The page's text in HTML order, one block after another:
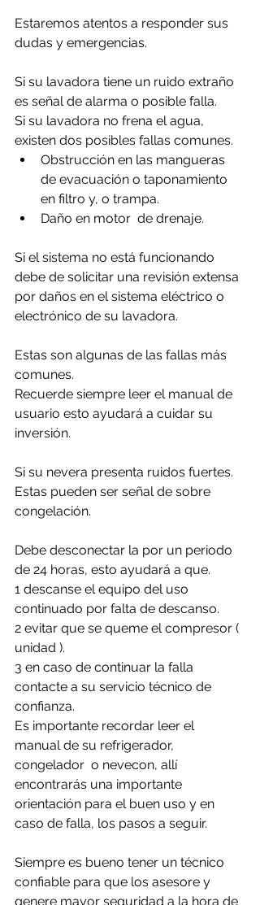
Estaremos atentos a responder sus
dudas y emergencias.
Si su lavadora tiene un ruido extraño
es señal de alarma o posible falla.
Si su lavadora no frena el agua,
existen dos posibles fallas comunes.
Obstrucción en las mangueras
de evacuación o taponamiento
en filtro y, o trampa.
Daño en motor  de drenaje.
Si el sistema no está funcionando
debe de solicitar una revisión extensa
por daños en el sistema eléctrico o
electrónico de su lavadora.
Estas son algunas de las fallas más
comunes.
Recuerde siempre leer el manual de
usuario esto ayudará a cuidar su
inversión.
Si su nevera presenta ruidos fuertes.
Estas pueden ser señal de sobre
congelación.
Debe desconectar la por un periodo
de 24 horas, esto ayudará a que.
1 descanse el equipo del uso
continuado por falta de descanso.
2 evitar que se queme el compresor (
unidad ).
3 en caso de continuar la falla
contacte a su servicio técnico de
confianza.
Es importante recordar leer el
manual de su refrigerador,
congelador  o nevecon, allí
encontrarás una importante
orientación para el buen uso y en
caso de falla, los pasos a seguir.
Siempre es bueno tener un técnico
confiable para que los asesore y
genere mayor seguridad a la hora de